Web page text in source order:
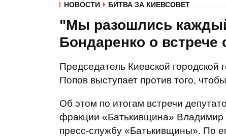
НОВОСТИ БИТВА ЗА КИЕВСОВЕТ
"Мы разошлись
Бондаренко о
Председатель Киевской городской
Попов выступает против того,
Об этом по итогам встречи
фракции «Батькивщина» Владимир
пресс-службу «Батькивщины». По